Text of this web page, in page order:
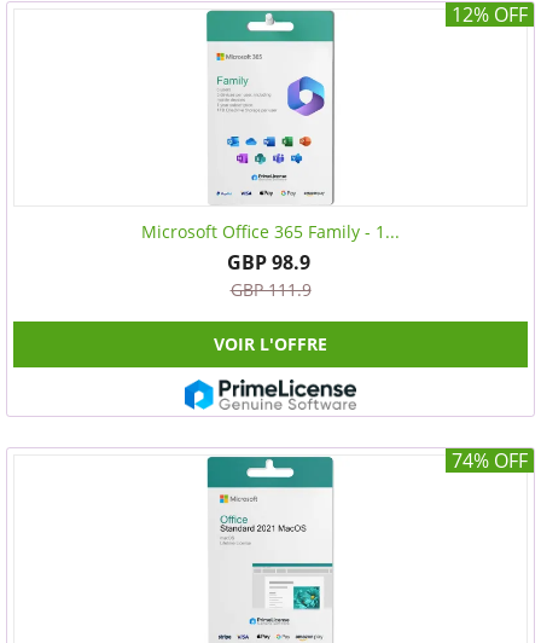
12% OFF
Microsoft Office 365 Family - 1...
GBP 98.9
GBP 111.9
VOIR L'OFFRE
74% OFF